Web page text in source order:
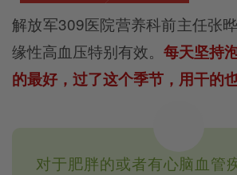
解放军309医院营养科前主任张
缘性高血压特别有效。 每天坚持
的最好，过了这个季节，用干的也
对于肥胖的或者有心脑血管